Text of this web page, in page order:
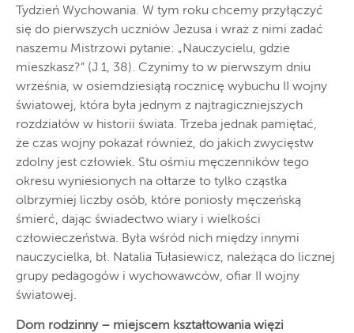
Tydzień Wychowania. W tym roku chcemy przyłączyć
się do pierwszych uczniów Jezusa i wraz z nimi zadać
naszemu Mistrzowi pytanie: „Nauczycielu, gdzie
mieszkasz?” (J 1, 38). Czynimy to w pierwszym dniu
września, w osiemdziesiątą rocznicę wybuchu II wojny
światowej, która była jednym z najtragiczniejszych
rozdziałów w historii świata. Trzeba jednak pamiętać,
że czas wojny pokazał również, do jakich zwycięstw
zdolny jest człowiek. Stu ośmiu męczenników tego
okresu wyniesionych na ołtarze to tylko cząstka
olbrzymiej liczby osób, które poniosły męczeńską
śmierć, dając świadectwo wiary i wielkości
człowieczeństwa. Była wśród nich między innymi
nauczycielka, bł. Natalia Tułasiewicz, należąca do licznej
grupy pedagogów i wychowawców, ofiar II wojny
światowej.
Dom rodzinny – miejscem kształtowania więzi